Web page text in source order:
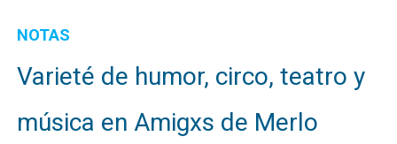
NOTAS
Varieté de humor, circo, teatro y
música en Amigxs de Merlo